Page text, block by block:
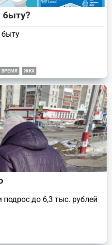
быту?
ВРЕМЯ ЖКХ
до 6,3 тыс. рублей